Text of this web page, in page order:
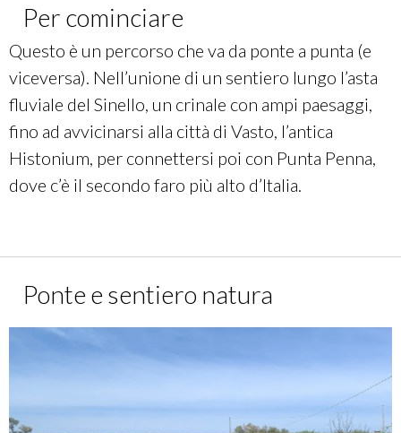
Pollutri; Porto di Vasto;
LUNGHEZZA:
km
DISLIVELLO: + 240 - 250
TEMPO (con e-bike):
01:54
SUPERFICI:
Non asfaltata: 5,48 km; Lastricato:
8,46 km;
9,04 km; Sconosciuta: 193 m
Per cominciare
Questo è un percorso che va da ponte a punta (e
viceversa). Nell’unione di un sentiero lungo l’asta
fluviale del Sinello, un crinale con ampi paesaggi,
fino ad avvicinarsi alla città di Vasto, l’antica
Histonium, per connettersi poi con Punta Penna,
dove c’è il secondo faro più alto d’Italia.
Ponte e sentiero natura